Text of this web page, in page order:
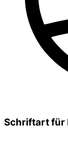
Schriftart für